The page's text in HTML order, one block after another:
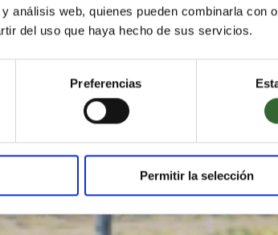
análisis web, quienes pueden combinarla con
del uso que haya hecho de sus servicios.
Preferencias
Permitir la selección